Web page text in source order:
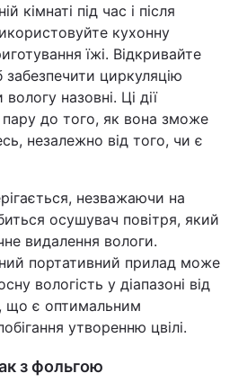
кімнаті під час і після
кухонну
їжі. Відкривайте
забезпечити циркуляцію
назовні. Ці дії
до того, як вона зможе
незалежно від того, чи є
незважаючи на
осушувач повітря, який
видалення вологи.
портативний прилад може
вологість у діапазоні від
що є оптимальним
утворенню цвілі.
з фольгою